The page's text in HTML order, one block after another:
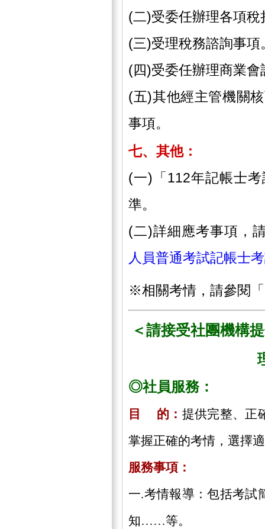
(二)受委任辦理各項
(三)受理稅務諮詢事項
(四)受委任辦理商業會
(五)其他經主管機關
事項。
七、 其他：
(一)「112年記帳士
準。
(二)詳細應考事項，
人員普通考試記帳士
※相關考情，請參閱「
＜請接受社團機構
◎社員服務：
目 的： 提供完整、正
掌握正確的考情，選擇
服務事項：
一.考情報導：包括考試
知……等。